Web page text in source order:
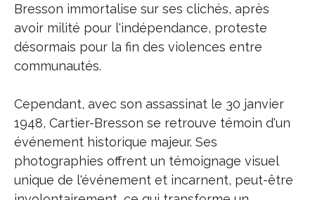
Bresson immortalise sur ses clichés, après
avoir milité pour l'indépendance, proteste
désormais pour la fin des violences entre
communautés.
Cependant, avec son assassinat le 30 janvier
1948, Cartier-Bresson se retrouve témoin d'un
événement historique majeur. Ses
photographies offrent un témoignage visuel
unique de l'événement et incarnent, peut-être